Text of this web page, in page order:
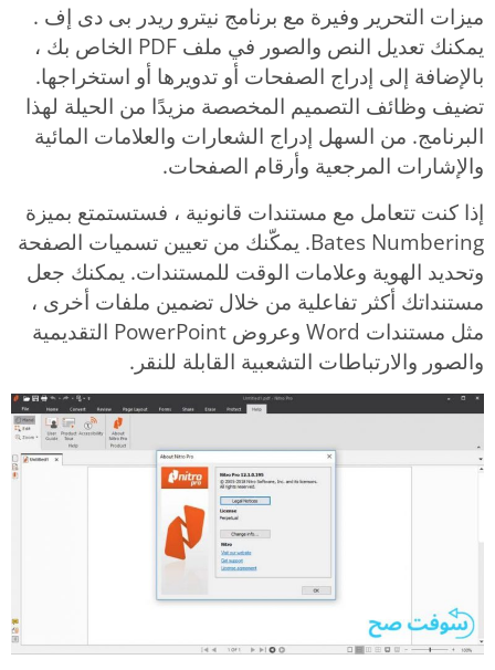
ميزات التحرير وفيرة مع برنامج نيترو ريدر بى دى إف .
يمكنك تعديل النص والصور في ملف PDF الخاص بك ،
بالإضافة إلى إدراج الصفحات أو تدويرها أو استخراجها.
تضيف وظائف التصميم المخصصة مزيدًا من الحيلة لهذا
البرنامج. من السهل إدراج الشعارات والعلامات المائية
والإشارات المرجعية وأرقام الصفحات.
إذا كنت تتعامل مع مستندات قانونية ، فستستمتع بميزة
Bates Numbering. يمكّنك من تعيين تسميات الصفحة
وتحديد الهوية وعلامات الوقت للمستندات. يمكنك جعل
مستنداتك أكثر تفاعلية من خلال تضمين ملفات أخرى ،
مثل مستندات Word وعروض PowerPoint التقديمية
والصور والارتباطات التشعبية القابلة للنقر.